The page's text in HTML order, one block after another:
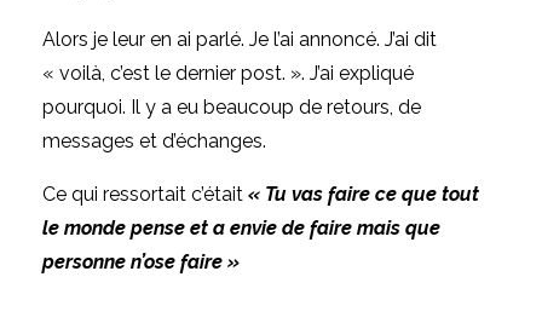
Alors je leur en ai parlé. Je l’ai annoncé. J’ai dit
« voilà, c’est le dernier post. ». J’ai expliqué
pourquoi. Il y a eu beaucoup de retours, de
messages et d’échanges.
Ce qui ressortait c’était « Tu vas faire ce que tout
le monde pense et a envie de faire mais que
personne n’ose faire »